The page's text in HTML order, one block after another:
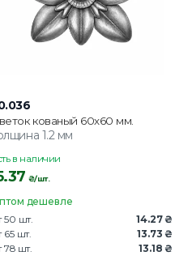
кованый 60х60 мм.
1.2 мм
в наличии
₴/шт.
дешевле
50 шт.
14.27 ₴
65 шт.
13.73 ₴
78 шт.
13.18 ₴